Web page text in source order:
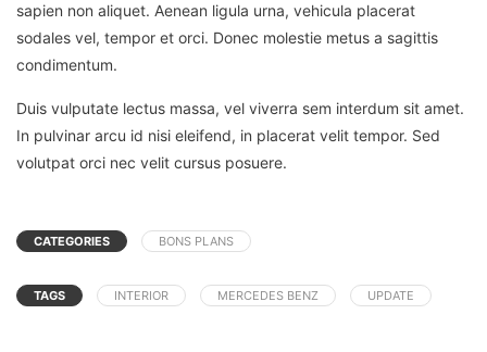
sapien non aliquet. Aenean ligula urna, vehicula placerat
sodales vel, tempor et orci. Donec molestie metus a sagittis
condimentum.
Duis vulputate lectus massa, vel viverra sem interdum sit amet.
In pulvinar arcu id nisi eleifend, in placerat velit tempor. Sed
volutpat orci nec velit cursus posuere.
CATEGORIES BONS PLANS
TAGS INTERIOR MERCEDES BENZ UPDATE